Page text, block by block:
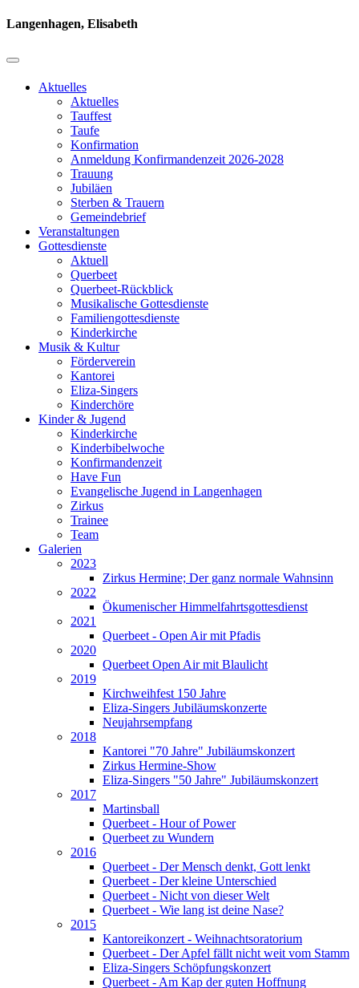
Langenhagen, Elisabeth
Aktuelles
Aktuelles
Tauffest
Taufe
Konfirmation
Anmeldung Konfirmandenzeit 2026-2028
Trauung
Jubiläen
Sterben & Trauern
Gemeindebrief
Veranstaltungen
Gottesdienste
Aktuell
Querbeet
Querbeet-Rückblick
Musikalische Gottesdienste
Familiengottesdienste
Kinderkirche
Musik & Kultur
Förderverein
Kantorei
Eliza-Singers
Kinderchöre
Kinder & Jugend
Kinderkirche
Kinderbibelwoche
Konfirmandenzeit
Have Fun
Evangelische Jugend in Langenhagen
Zirkus
Trainee
Team
Galerien
2023
Zirkus Hermine; Der ganz normale Wahnsinn
2022
Ökumenischer Himmelfahrtsgottesdienst
2021
Querbeet - Open Air mit Pfadis
2020
Querbeet Open Air mit Blaulicht
2019
Kirchweihfest 150 Jahre
Eliza-Singers Jubiläumskonzerte
Neujahrsempfang
2018
Kantorei "70 Jahre" Jubiläumskonzert
Zirkus Hermine-Show
Eliza-Singers "50 Jahre" Jubiläumskonzert
2017
Martinsball
Querbeet - Hour of Power
Querbeet zu Wundern
2016
Querbeet - Der Mensch denkt, Gott lenkt
Querbeet - Der kleine Unterschied
Querbeet - Nicht von dieser Welt
Querbeet - Wie lang ist deine Nase?
2015
Kantoreikonzert - Weihnachtsoratorium
Querbeet - Der Apfel fällt nicht weit vom Stamm
Eliza-Singers Schöpfungskonzert
Querbeet - Am Kap der guten Hoffnung